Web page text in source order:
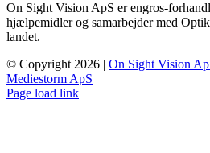
On Sight Vision ApS er engros-
hjælpemidler og samarbejder med
landet.
© Copyright 2026 | On Sight Vision
Mediestorm ApS
Page load link